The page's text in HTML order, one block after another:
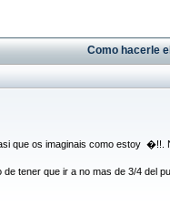
Como hacerle
que os imaginais como estoy �!!.
tener que ir a no mas de 3/4